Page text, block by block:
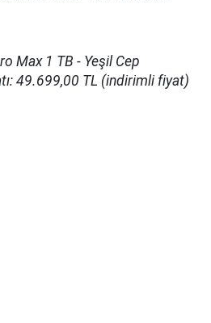
Max 1 TB - Yeşil Cep
49.699,00 TL (indirimli fiyat)